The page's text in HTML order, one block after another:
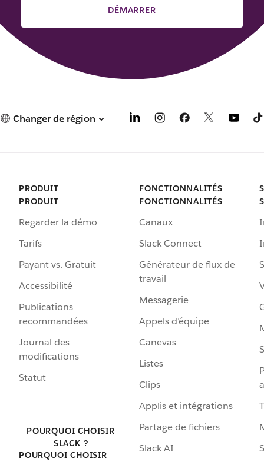
DÉMARRER
Changer de région
PRODUIT
PRODUIT
Regarder la démo
Tarifs
Payant vs. Gratuit
Accessibilité
Publications
recommandées
Journal des
modifications
Statut
POURQUOI CHOISIR
SLACK ?
POURQUOI CHOISIR
FONCTIONNALITÉS
FONCTIONNALITÉS
Canaux
Slack Connect
Générateur de flux de
travail
Messagerie
Appels d’équipe
Canevas
Listes
Clips
Applis et intégrations
Partage de fichiers
Slack AI